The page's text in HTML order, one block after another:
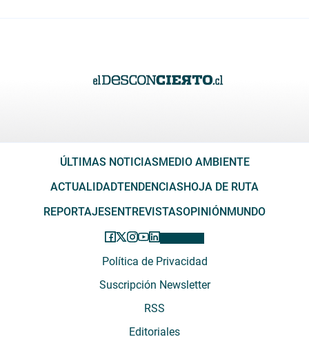
ÚLTIMAS NOTICIAS MEDIO AMBIENTE
ACTUALIDADTENDENCIAS HOJA DE RUTA
REPORTAJES ENTREVISTASOPINIÓN MUNDO
Política de Privacidad
Suscripción Newsletter
RSS
Editoriales